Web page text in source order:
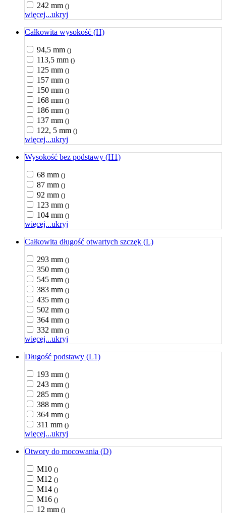
242 mm ()
więcej...ukryj
Całkowita wysokość (H)
94,5 mm ()
113,5 mm ()
125 mm ()
157 mm ()
150 mm ()
168 mm ()
186 mm ()
137 mm ()
122, 5 mm ()
więcej...ukryj
Wysokość bez podstawy (H1)
68 mm ()
87 mm ()
92 mm ()
123 mm ()
104 mm ()
więcej...ukryj
Całkowita długość otwartych szczęk (L)
293 mm ()
350 mm ()
545 mm ()
383 mm ()
435 mm ()
502 mm ()
364 mm ()
332 mm ()
więcej...ukryj
Długość podstawy (L1)
193 mm ()
243 mm ()
285 mm ()
388 mm ()
364 mm ()
311 mm ()
więcej...ukryj
Otwory do mocowania (D)
M10 ()
M12 ()
M14 ()
M16 ()
12 mm ()